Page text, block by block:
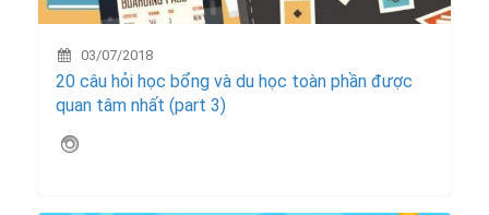
03/07/2018
20 câu hỏi học bổng và du học toàn phần được
quan tâm nhất (part 3)